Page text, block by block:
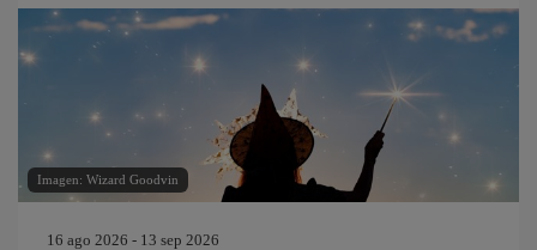
Imagen: Wizard Goodvin
16 ago 2026 - 13 sep 2026